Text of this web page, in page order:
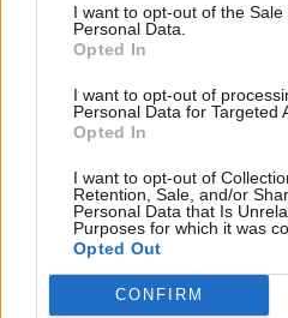
I want to opt-out of the Sale
Personal Data.
Opted In
I want to opt-out of
Personal Data for Targeted
Opted In
I want to opt-out of
Retention, Sale, and/or
Personal Data that Is
Purposes for which it was
Opted Out
CONFIRM
Φεστιβάλ Κρήτης: Μάγεψε η
παράσταση "Donna Nobis
Κατάμεστο το "Μάνος
πυρομαχικών
εισιτήρια!